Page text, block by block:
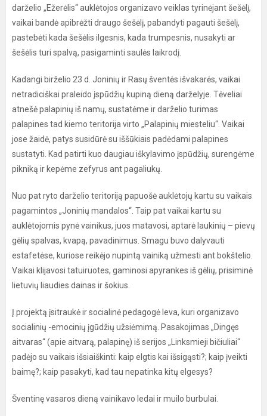
darželio „Ežerėlis“ auklėtojos organizavo veiklas tyrinėjant šešėlį,
vaikai bandė apibrėžti draugo šešėlį, pabandyti pagauti šešėlį,
pastebėti kada šešėlis ilgesnis, kada trumpesnis, nusakyti ar
šešėlis turi spalvą, pasigaminti saulės laikrodį.
Kadangi birželio 23 d. Joninių ir Rasų šventės išvakarės, vaikai
netradiciškai praleido įspūdžių kupiną dieną darželyje. Tėveliai
atnešė palapinių iš namų, sustatėme ir darželio turimas
palapines tad kiemo teritorija virto „Palapinių miesteliu“. Vaikai
jose žaidė, patys susidūrė su iššūkiais padėdami palapines
sustatyti. Kad patirti kuo daugiau iškylavimo įspūdžių, surengėme
pikniką ir kepėme zefyrus ant pagaliukų.
Nuo pat ryto darželio teritoriją papuošė auklėtojų kartu su vaikais
pagamintos „Joninių mandalos“. Taip pat vaikai kartu su
auklėtojomis pynė vainikus, juos matavosi, aptarė laukinių – pievų
gėlių spalvas, kvapą, pavadinimus. Smagu buvo dalyvauti
estafetėse, kuriose reikėjo nupintą vainiką užmesti ant bokštelio.
Vaikai klijavosi tatuiruotes, gaminosi apyrankes iš gėlių, prisiminė
lietuvių liaudies dainas ir šokius.
Į projektą įsitraukė ir socialinė pedagogė Ieva, kuri organizavo
socialinių -emocinių įgūdžių užsiėmimą. Pasakojimas „Dingęs
aitvaras“ (apie aitvarą, palapinę) iš serijos „Linksmieji bičiuliai“
padėjo su vaikais išsiaiškinti: kaip elgtis kai išsigąsti?; kaip įveikti
baimę?; kaip pasakyti, kad tau nepatinka kitų elgesys?
Šventinę vasaros dieną vainikavo ledai ir muilo burbulai.